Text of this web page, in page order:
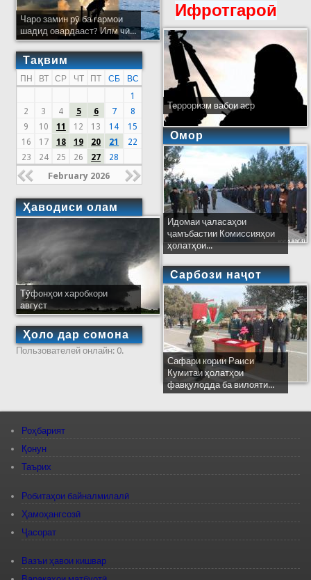
Чаро замин рӯ ба гармои
шадид овардааст? Илм чӣ...
Тақвим
ПН ВТ СР ЧТ ПТ СБ
ВС
1
2
3 4 5 6 7
8
9
10 11 12 13 14
15
16
17 18 19 20 21
22
23
24 25 26 27 28
February 2026
Ҳаводиси олам
Тӯфонҳои харобкори
август
Ҳоло дар сомона
Пользователей онлайн: 0.
Ифротгароӣ
Терроризм вабои аср
Омор
Идомаи ҷаласаҳои
ҷамъбастии Комиссияҳои
ҳолатҳои...
Сарбози наҷот
Сафари кории Раиси
Кумитаи ҳолатҳои
фавқулодда ба вилояти...
Роҳбарият
Қонун
Таърих
Робитаҳои байналмилалӣ
Ҳамоҳангсозӣ
Ҷасорат
Вазъи ҳавои кишвар